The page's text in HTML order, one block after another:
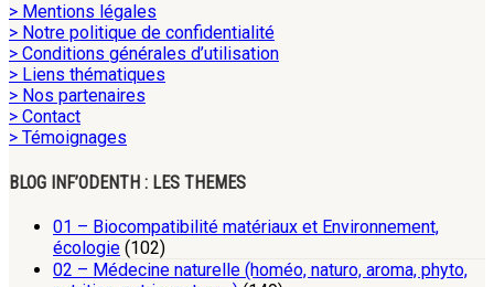
> Mentions légales
> Notre politique de confidentialité
> Conditions générales d’utilisation
> Liens thématiques
> Nos partenaires
> Contact
> Témoignages
BLOG INF’ODENTH : LES THEMES
01 – Biocompatibilité matériaux et Environnement,
écologie (102)
02 – Médecine naturelle (homéo, naturo, aroma, phyto,